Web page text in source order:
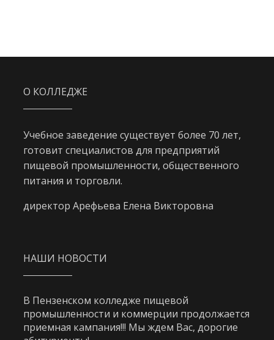
О КОЛЛЕДЖЕ
Учебное заведение существует более 70 лет,
готовит специалистов для предприятий
пищевой промышленности, общественного
питания и торговли.
директор Арефьева Елена Викторовна
НАШИ НОВОСТИ
В Пензенском колледже пищевой
промышленности и коммерции продолжается
приемная кампания!!! Мы ждем Вас, дорогие